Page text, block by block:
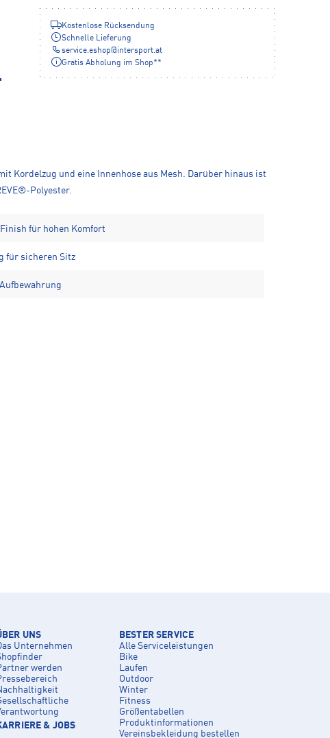
Kostenlose Rücksendung
Schnelle Lieferung
service.eshop@ intersport.at
Gratis Abholung im Shop**
Kordelzug und eine Innenhose aus Mesh. Darüber hinaus ist
Polyester.
für hohen Komfort
für sicheren Sitz
UNS
Unternehmen
werden
& JOBS
BESTER SERVICE
Alle Serviceleistungen
Bike
Laufen
Outdoor
Winter
Fitness
Größentabellen
Produktinformationen
Vereinsbekleidung bestellen